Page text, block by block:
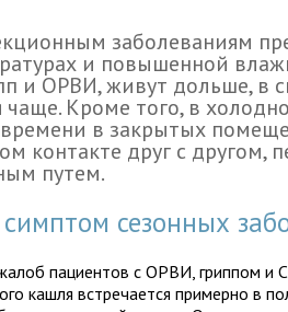
заболеваниям
и повышенной
и ОРВИ, живут дольше, в
чаще. Кроме того, в
в закрытых
контакте друг с другом,
путем.
сезонных
пациентов с ОРВИ, гриппом и
кашля встречается примерно в